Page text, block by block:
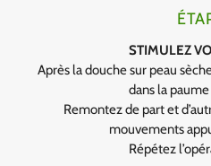
STIMULEZ
Après la douche sur peau
dans la
Remontez de part et
mouvements
Répétez